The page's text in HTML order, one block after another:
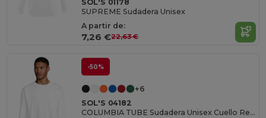
SOL'S 01178
SUPREME Sudadera Unisex
A partir de:
7,26 €22,63 €
-50%
+6
SOL'S 04182
COLUMBIA TUBE Sudadera Unisex Cuello Redondo